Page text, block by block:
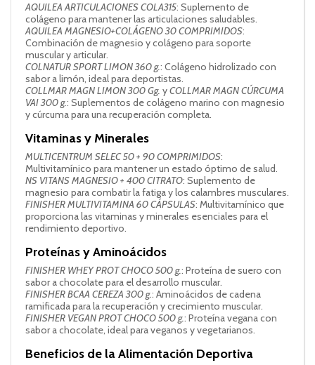
AQUILEA ARTICULACIONES COLA315: Suplemento de
colágeno para mantener las articulaciones saludables.
AQUILEA MAGNESIO+COLÁGENO 30 COMPRIMIDOS:
Combinación de magnesio y colágeno para soporte
muscular y articular.
COLNATUR SPORT LIMON 360 g.: Colágeno hidrolizado con
sabor a limón, ideal para deportistas.
COLLMAR MAGN LIMON 300 Gg. yCOLLMAR MAGN CÚRCUMA
VAI 300 g.: Suplementos de colágeno marino con magnesio
y cúrcuma para una recuperación completa.
Vitaminas y Minerales
MULTICENTRUM SELEC 50 + 90 COMPRIMIDOS:
Multivitamínico para mantener un estado óptimo de salud.
NS VITANS MAGNESIO + 400 CITRATO: Suplemento de
magnesio para combatir la fatiga y los calambres musculares.
FINISHER MULTIVITAMINA 60 CÁPSULAS: Multivitamínico que
proporciona las vitaminas y minerales esenciales para el
rendimiento deportivo.
Proteínas y Aminoácidos
FINISHER WHEY PROT CHOCO 500 g.: Proteína de suero con
sabor a chocolate para el desarrollo muscular.
FINISHER BCAA CEREZA 300 g.: Aminoácidos de cadena
ramificada para la recuperación y crecimiento muscular.
FINISHER VEGAN PROT CHOCO 500 g.: Proteína vegana con
sabor a chocolate, ideal para veganos y vegetarianos.
Beneficios de la Alimentación Deportiva